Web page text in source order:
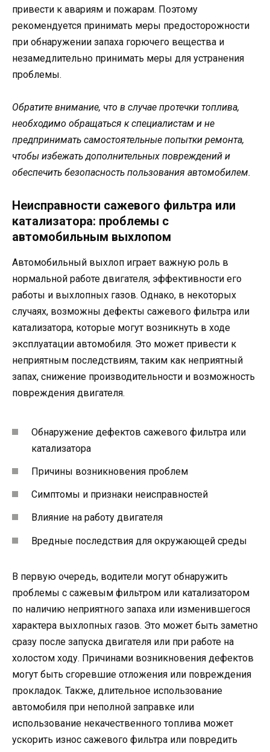
привести к авариям и пожарам. Поэтому
рекомендуется принимать меры предосторожности
при обнаружении запаха горючего вещества и
незамедлительно принимать меры для устранения
проблемы.
Обратите внимание, что в случае протечки топлива,
необходимо обращаться к специалистам и не
предпринимать самостоятельные попытки ремонта,
чтобы избежать дополнительных повреждений и
обеспечить безопасность пользования автомобилем.
Неисправности сажевого фильтра или
катализатора: проблемы с
автомобильным выхлопом
Автомобильный выхлоп играет важную роль в
нормальной работе двигателя, эффективности его
работы и выхлопных газов. Однако, в некоторых
случаях, возможны дефекты сажевого фильтра или
катализатора, которые могут возникнуть в ходе
эксплуатации автомобиля. Это может привести к
неприятным последствиям, таким как неприятный
запах, снижение производительности и возможность
повреждения двигателя.
Обнаружение дефектов сажевого фильтра или
катализатора
Причины возникновения проблем
Симптомы и признаки неисправностей
Влияние на работу двигателя
Вредные последствия для окружающей среды
В первую очередь, водители могут обнаружить
проблемы с сажевым фильтром или катализатором
по наличию неприятного запаха или изменившегося
характера выхлопных газов. Это может быть заметно
сразу после запуска двигателя или при работе на
холостом ходу. Причинами возникновения дефектов
могут быть сгоревшие отложения или повреждения
прокладок. Также, длительное использование
автомобиля при неполной заправке или
использование некачественного топлива может
ускорить износ сажевого фильтра или повредить